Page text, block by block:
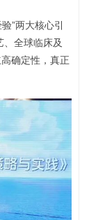
”两大核心引
全球临床及
确定性，真正